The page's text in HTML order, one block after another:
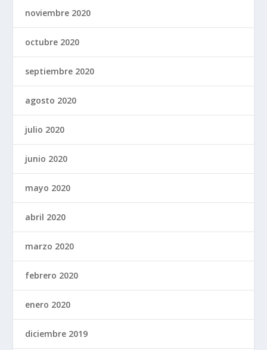
noviembre 2020
octubre 2020
septiembre 2020
agosto 2020
julio 2020
junio 2020
mayo 2020
abril 2020
marzo 2020
febrero 2020
enero 2020
diciembre 2019